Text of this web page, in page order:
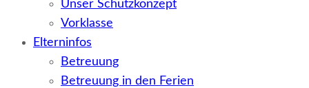
Unser Schutzkonzept
Vorklasse
Elterninfos
Betreuung
Betreuung in den Ferien